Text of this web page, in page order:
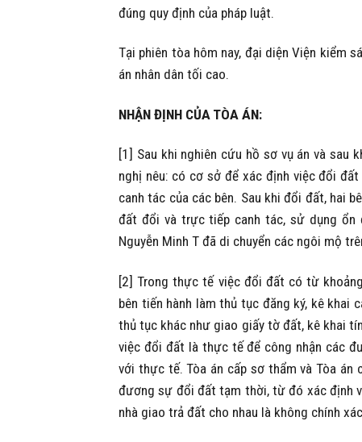
đúng quy định của pháp luật.
Tại phiên tòa hôm nay, đại diện Viện kiểm
án nhân dân tối cao.
NHẬN ĐỊNH CỦA TÒA ÁN:
[1] Sau khi nghiên cứu hồ sơ vụ án và sau
nghị nêu: có cơ sở để xác định việc đổi
canh tác của các bên. Sau khi đổi đất, hai
đất đổi và trực tiếp canh tác, sử dụng ổn
Nguyễn Minh T đã di chuyển các ngôi mộ
[2] Trong thực tế việc đổi đất có từ
bên tiến hành làm thủ tục đăng ký, kê
thủ tục khác như giao giấy tờ đất, kê khai
việc đổi đất là thực tế để công nhận các
với thực tế. Tòa án cấp sơ thẩm và Tòa án
đương sự đổi đất tạm thời, từ đó xác định
nhà giao trả đất cho nhau là không chính